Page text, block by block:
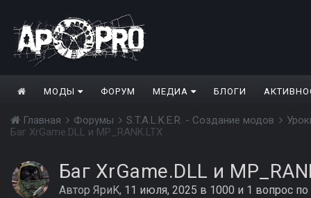
МОДЫ ФОРУМ МЕДИА БЛОГИ
Главная Форумы S.T.A.L.K.E.R. - Создание модов
Баг XrGame.DLL и MP_RANK.LTX
Баг XrGame.DLL и
Автор ЯриK, 11 июля, 2025 в 1000 и 1 вопрос